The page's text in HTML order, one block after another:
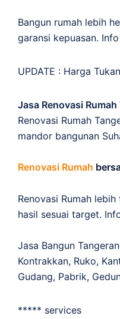
Bangun rumah lebih
garansi kepuasan. Info
UPDATE : Harga
Jasa Renovasi
Renovasi Rumah
mandor bangunan
Renovasi Rumah
Renovasi Rumah
hasil sesuai target.
Jasa Bangun
Kontrakkan, Ruko,
Gudang, Pabrik,
***** services